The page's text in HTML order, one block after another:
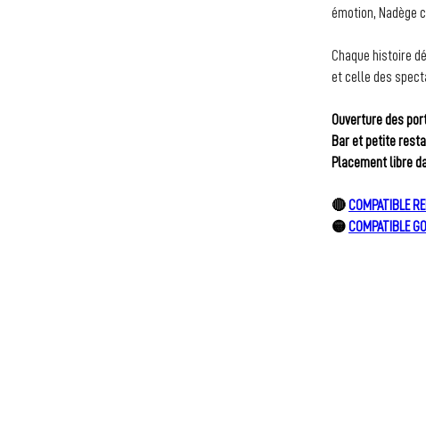
émotion, Nadège
Chaque histoire
et celle des
Ouverture des
Bar et petite
Placement libre
🔴 COMPATIBLE
🟡 COMPATIBLE